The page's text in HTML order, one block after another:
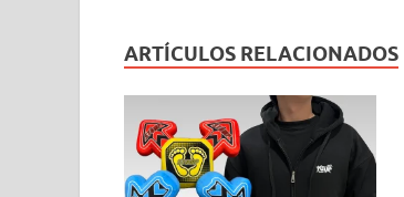
ARTÍCULOS RELACIONADOS